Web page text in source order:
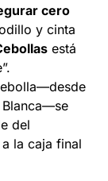
cero
y cinta
está
Blanca—se
del
la caja final